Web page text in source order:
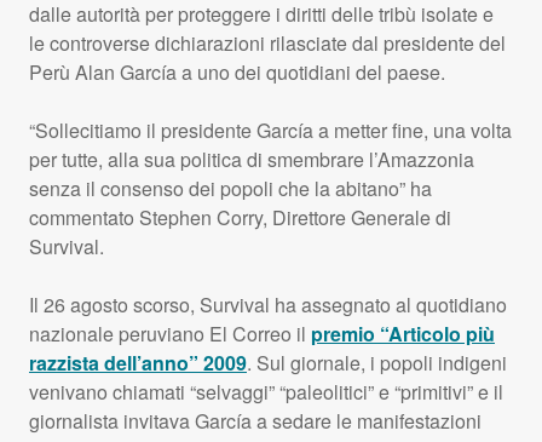
dalle autorità per proteggere i diritti delle tribù isolate e
le controverse dichiarazioni rilasciate dal presidente del
Perù Alan García a uno dei quotidiani del paese.
“Sollecitiamo il presidente García a metter fine, una volta
per tutte, alla sua politica di smembrare l’Amazzonia
senza il consenso dei popoli che la abitano” ha
commentato Stephen Corry, Direttore Generale di
Survival.
Il 26 agosto scorso, Survival ha assegnato al quotidiano
nazionale peruviano El Correo il premio “Articolo più
razzista dell’anno” 2009. Sul giornale, i popoli indigeni
venivano chiamati “selvaggi” “paleolitici” e “primitivi” e il
giornalista invitava García a sedare le manifestazioni